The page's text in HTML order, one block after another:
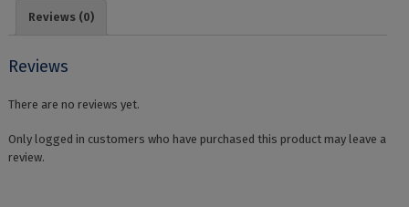
ROMANICĂ
Reviews (0)
Reviews
There are no reviews yet.
Only logged in customers who have purchased this product may leave a
review.